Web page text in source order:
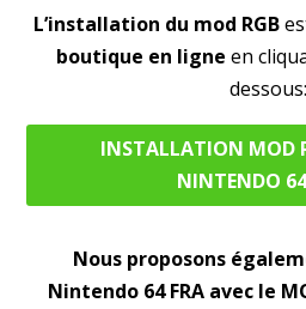
L’installation du mod RGB
boutique en ligne en
dessous:
INSTALLATION MOD
NINTENDO
Nous proposons
Nintendo 64 FRA avec le